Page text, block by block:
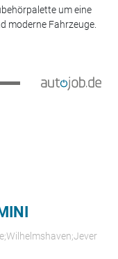
um eine
moderne Fahrzeuge.